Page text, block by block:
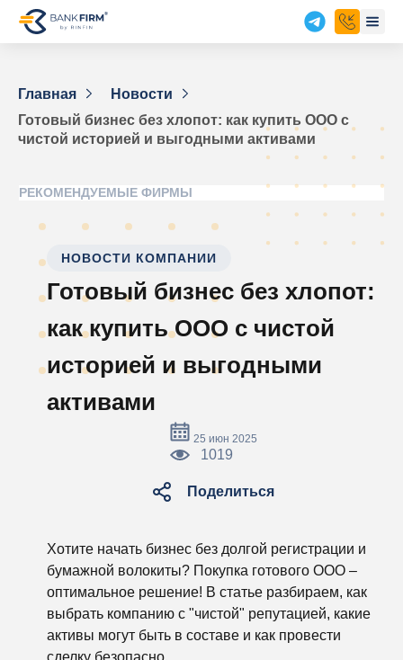
Главная
Новости
Готовый бизнес без хлопот: как купить ООО с
чистой историей и выгодными активами
РЕКОМЕНДУЕМЫЕ ФИРМЫ
НОВОСТИ КОМПАНИИ
Готовый бизнес без хлопот:
как купить ООО с чистой
историей и выгодными
активами
25 июн 2025
1019
Поделиться
Хотите начать бизнес без долгой регистрации и
бумажной волокиты? Покупка готового ООО –
оптимальное решение! В статье разбираем, как
выбрать компанию с "чистой" репутацией, какие
активы могут быть в составе и как провести
сделку безопасно.